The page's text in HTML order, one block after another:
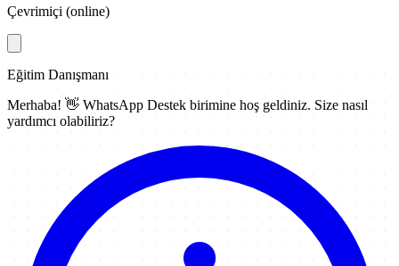
Çevrimiçi (online)
Eğitim Danışmanı
Merhaba! 👋 WhatsApp Destek birimine hoş geldiniz. Size nasıl
yardımcı olabiliriz?